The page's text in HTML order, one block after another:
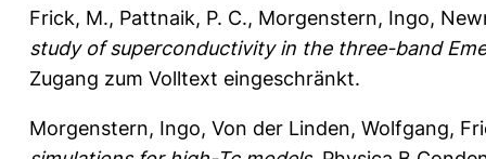
Frick, M., Pattnaik, P. C., Morgenstern, Ingo,
study of superconductivity in the three-band
Zugang zum Volltext eingeschränkt.
Morgenstern, Ingo, Von der Linden, Wolfgang,